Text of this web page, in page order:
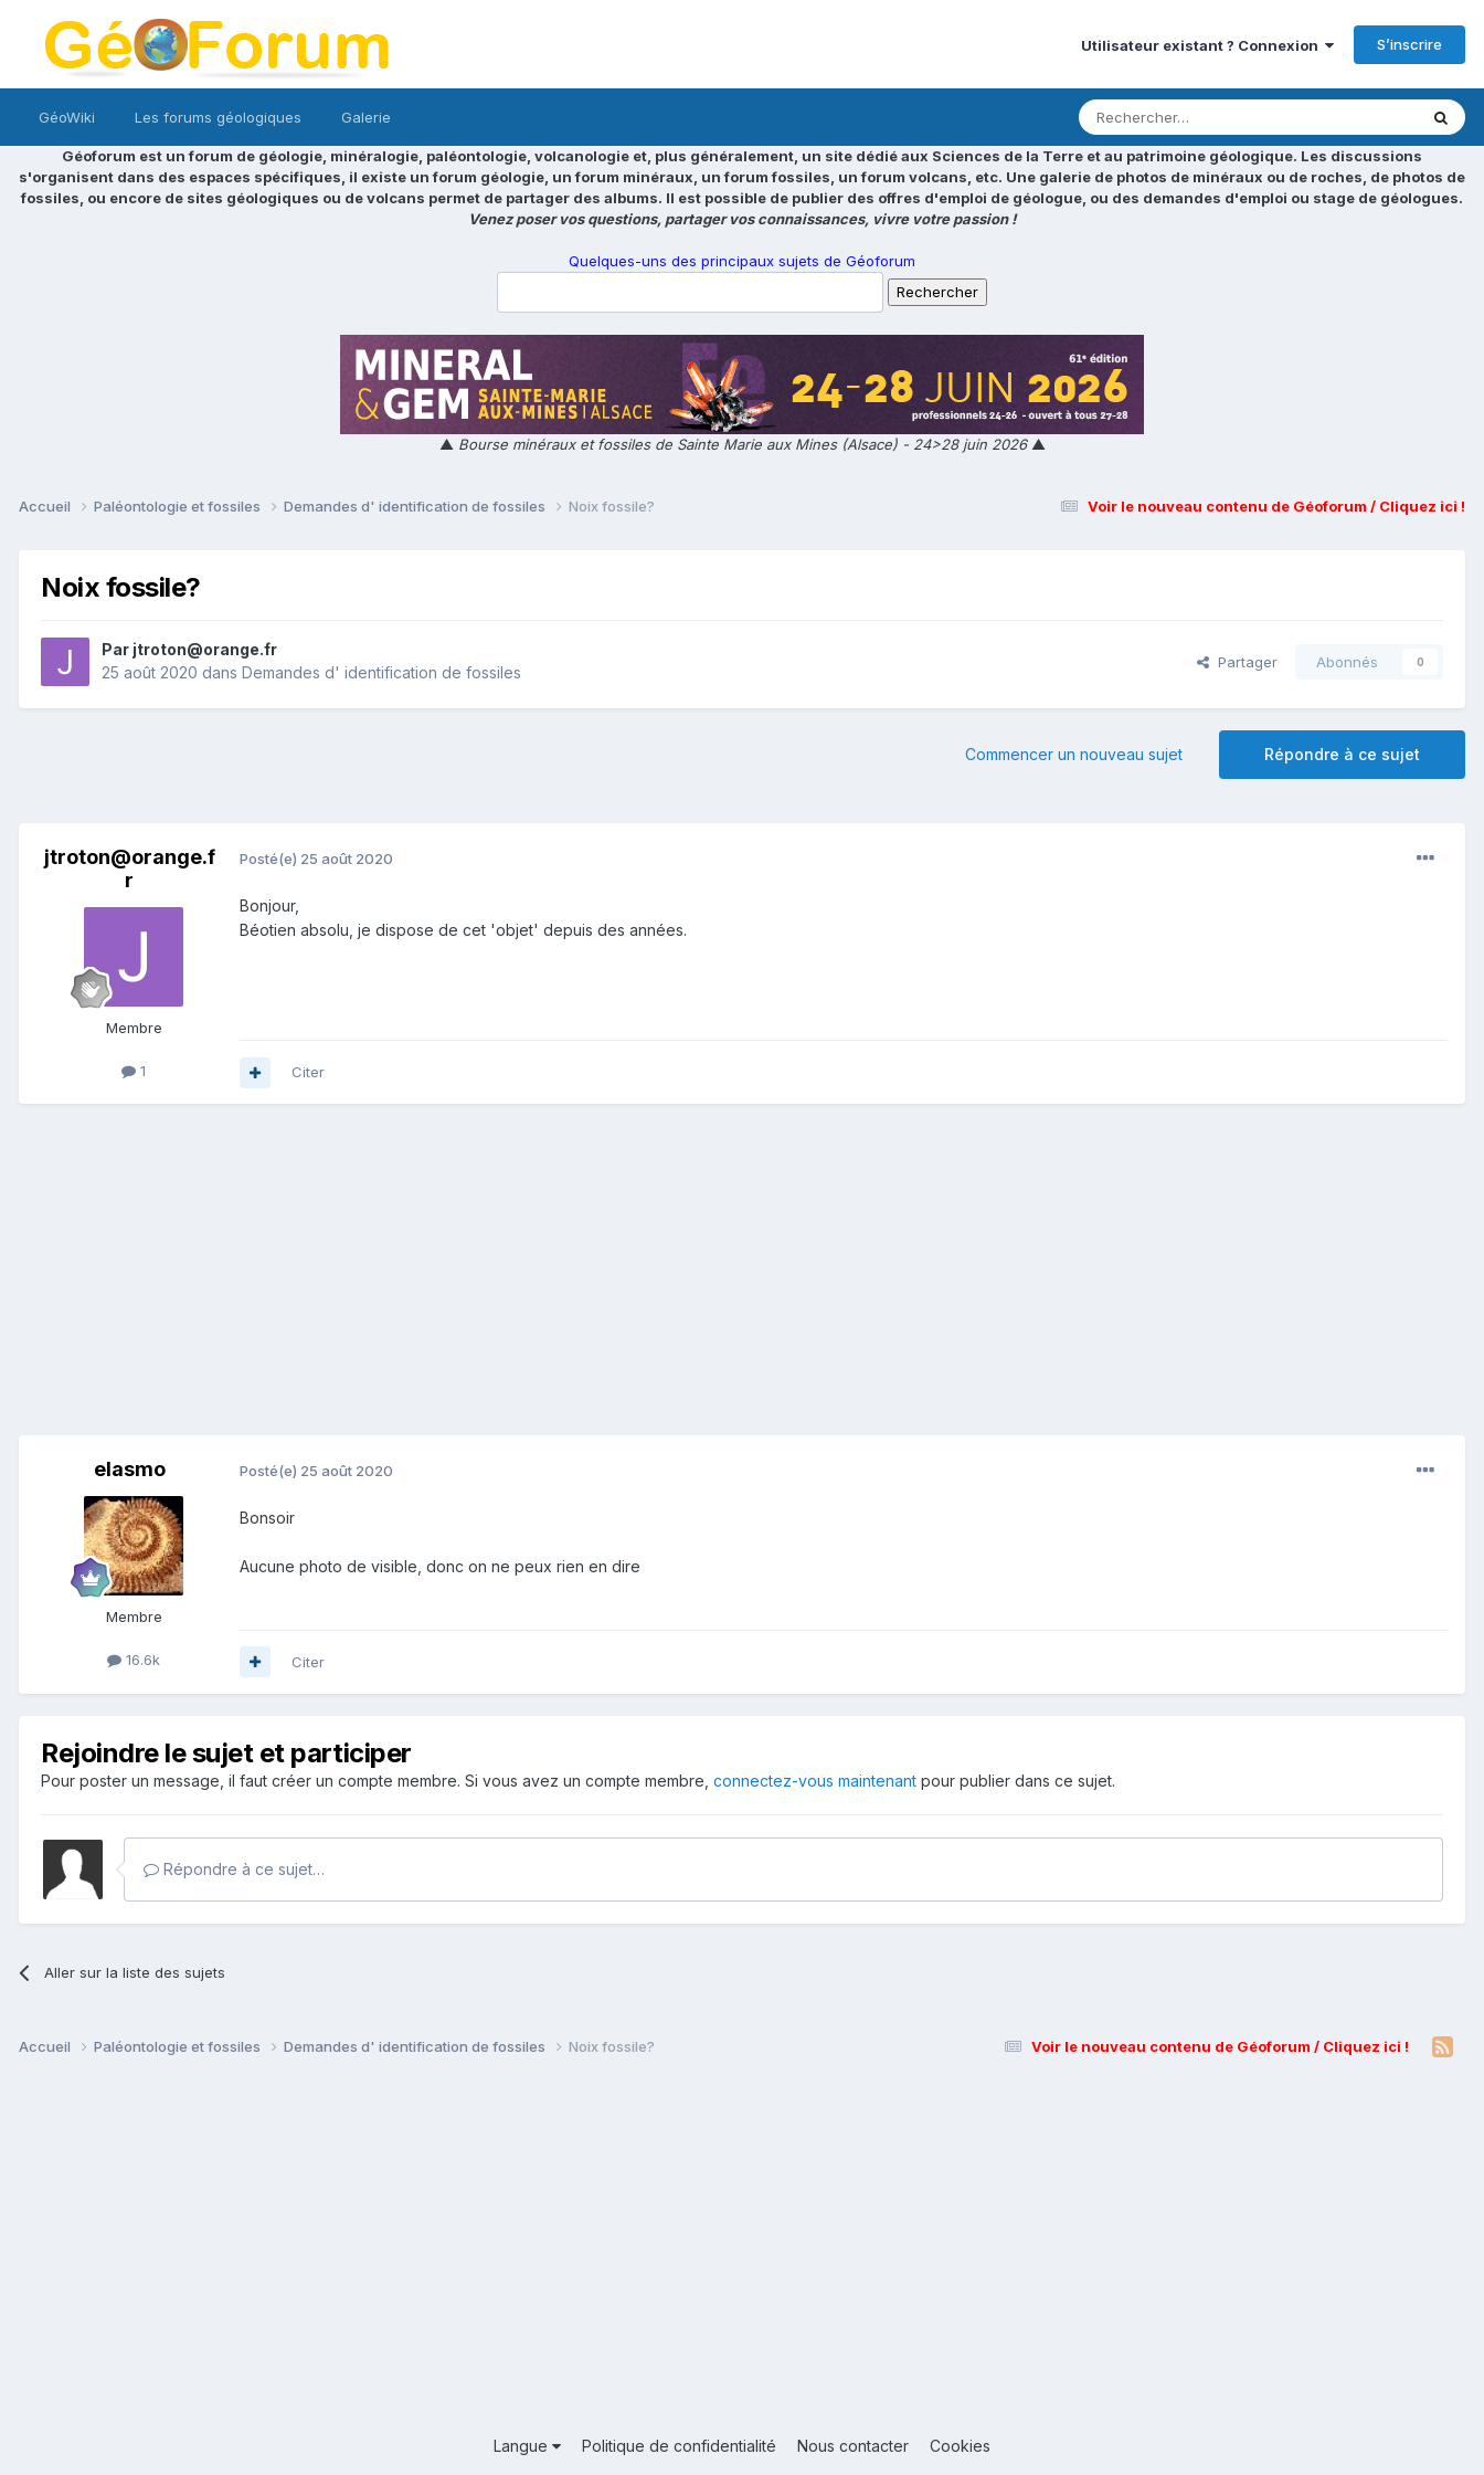
Utilisateur existant ? Connexion S’inscrire
GéoWiki Les forums géologiques Galerie
Géoforum est un forum de géologie, minéralogie, paléontologie, volcanologie et, plus généralement, un site dédié aux Sciences de la Terre et au patrimoine géologique. Les discussions
s'organisent dans des espaces spécifiques, il existe un forum géologie, un forum minéraux, un forum fossiles, un forum volcans, etc. Une galerie de photos de minéraux ou de roches, de photos de
fossiles, ou encore de sites géologiques ou de volcans permet de partager des albums. Il est possible de publier des offres d'emploi de géologue, ou des demandes d'emploi ou stage de géologues.
Venez poser vos questions, partager vos connaissances, vivre votre passion !
Quelques-uns des principaux sujets de Géoforum
▲ Bourse minéraux et fossiles de Sainte Marie aux Mines (Alsace) - 24>28 juin 2026▲
Voir le nouveau contenu de Géoforum / Cliquez ici !
Accueil Paléontologie et fossiles Demandes d' identification de fossiles Noix fossile?
Noix fossile?
Par jtroton@orange.fr
25 août 2020 dans Demandes d' identification de fossiles
Partager Abonnés 0
Répondre à ce sujet
Commencer un nouveau sujet
jtroton@orange.f
r
Membre
1
Posté(e) 25 août 2020
Bonjour,
Béotien absolu, je dispose de cet 'objet' depuis des années.
Citer
elasmo
Membre
16.6k
Posté(e) 25 août 2020
Bonsoir
Aucune photo de visible, donc on ne peux rien en dire
Citer
Rejoindre le sujet et participer
Pour poster un message, il faut créer un compte membre. Si vous avez un compte membre, connectez-vous maintenant pour publier dans ce sujet.
Répondre à ce sujet…
Aller sur la liste des sujets
Voir le nouveau contenu de Géoforum / Cliquez ici !
Accueil Paléontologie et fossiles Demandes d' identification de fossiles Noix fossile?
Langue Politique de confidentialité Nous contacter Cookies